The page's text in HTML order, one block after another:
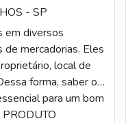
- SP
em diversos
mercadorias. Eles
local de
forma, saber o
para um bom